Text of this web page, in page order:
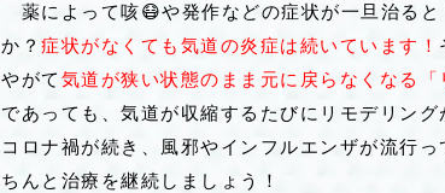
薬によって咳😷や発作などの症状が一旦治る
か？症状がなくても気道の炎症は続いています！
やがて 気道が狭い状態のまま元に戻らなくなる
であっても、気道が収縮するたびにリモデリン
コロナ禍が続き、風邪やインフルエンザが流行
ちんと治療を継続しましょう！